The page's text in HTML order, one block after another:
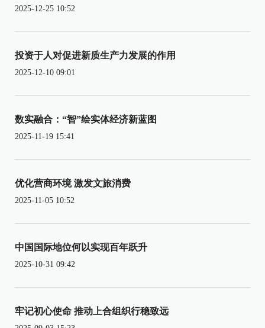
2025-12-25 10:52
投资于人对促进新质生产力发展的作用
2025-12-10 09:01
数实融合：“智”绘实体经济新蓝图
2025-11-19 15:41
优化营商环境 激发文旅消费
2025-11-05 10:52
中国国际地位何以实现百年跃升
2025-10-31 09:42
牢记初心使命 推动上合组织行稳致远